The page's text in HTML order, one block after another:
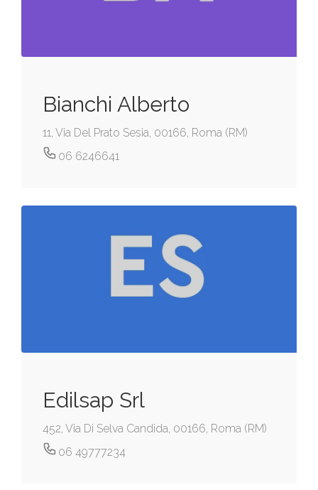
Bianchi Alberto
11, Via Del Prato Sesia, 00166, Roma (RM)
06 6246641
Edilsap Srl
452, Via Di Selva Candida, 00166, Roma (RM)
06 49777234